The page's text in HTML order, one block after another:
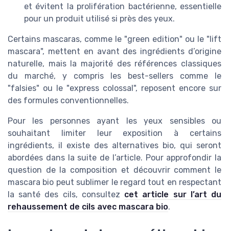
et évitent la prolifération bactérienne, essentielle
pour un produit utilisé si près des yeux.
Certains mascaras, comme le "green edition" ou le "lift
mascara", mettent en avant des ingrédients d’origine
naturelle, mais la majorité des références classiques
du marché, y compris les best-sellers comme le
"falsies" ou le "express colossal", reposent encore sur
des formules conventionnelles.
Pour les personnes ayant les yeux sensibles ou
souhaitant limiter leur exposition à certains
ingrédients, il existe des alternatives bio, qui seront
abordées dans la suite de l’article. Pour approfondir la
question de la composition et découvrir comment le
mascara bio peut sublimer le regard tout en respectant
la santé des cils, consultez cet article sur l’art du
rehaussement de cils avec mascara bio.